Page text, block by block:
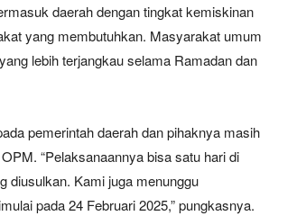
daerah dengan tingkat kemiskinan
yang membutuhkan. Masyarakat umum
lebih terjangkau selama Ramadan dan
pemerintah daerah dan pihaknya masih
“Pelaksanaannya bisa satu hari di
diusulkan. Kami juga menunggu
pada 24 Februari 2025,” pungkasnya.